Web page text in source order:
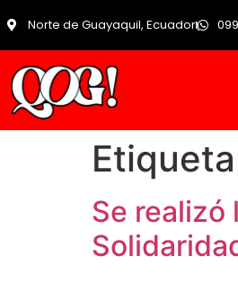
Norte de Guayaquil, Ecuador
Se realizó